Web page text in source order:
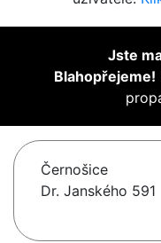
Jste
Blahopřejeme!
Černošice
Dr. Janského 591